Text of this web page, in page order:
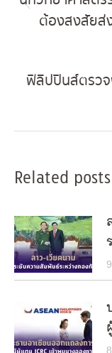
ต้องสงสัยส่
ฟิลิปปินส์ตรวจ
Related posts